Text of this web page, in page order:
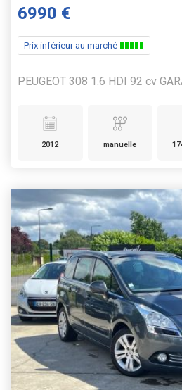
6990 €
Prix inférieur au marché
PEUGEOT 308 1.6 HDI 92 cv
2012 manuelle